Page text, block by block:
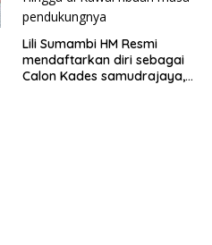
Lili Sumambi HM Resmi
mendaftarkan diri sebagai
Calon Kades samudrajaya,